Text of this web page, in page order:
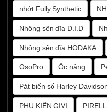
nhớt Fully Synthetic
Nhông sên dĩa D.I.D
Nhông sên đĩa HODAKA
OsoPro Ốc nâng
Pát biển số Harley Davidson
PHỤ KIỆN GIVI